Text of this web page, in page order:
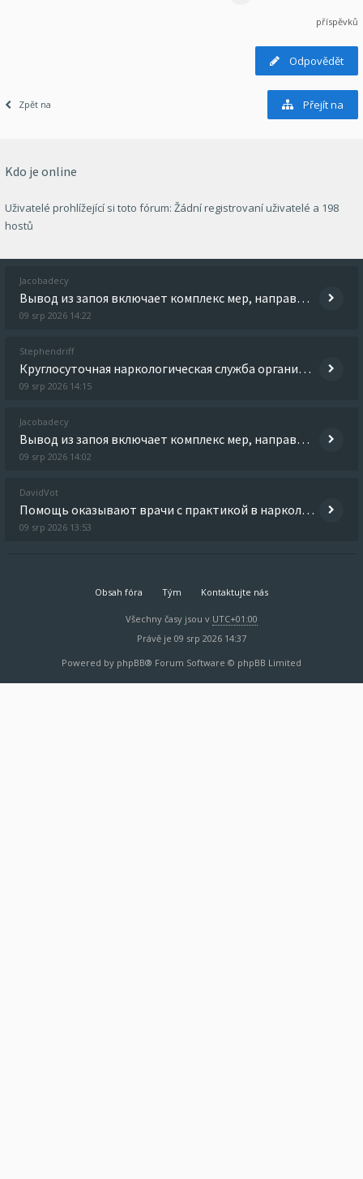
příspěvků
Odpovědět
Zpět na Přejít na
Kdo je online
Uživatelé prohlížející si toto fórum: Žádní registrovaní uživatelé a 198
hostů
Jacobadecy
Вывод из запоя включает комплекс мер, направленных на детоксикацию организма, стабилизацию состояния и снятие абстинентн
09 srp 2026 14:22
Stephendriff
Круглосуточная наркологическая служба организует лечение на дому и в клинике. Врач приезжает с лекарственными препаратам
09 srp 2026 14:15
Jacobadecy
Вывод из запоя включает комплекс мер, направленных на детоксикацию организма, стабилизацию состояния и снятие абстинентн
09 srp 2026 14:02
DavidVot
Помощь оказывают врачи с практикой в наркологии, психиатрии и восстановительной терапии. Получить дополнительные сведен
09 srp 2026 13:53
Obsah fóra Tým Kontaktujte nás
Všechny časy jsou v UTC+01:00
Právě je 09 srp 2026 14:37
Powered by phpBB® Forum Software © phpBB Limited